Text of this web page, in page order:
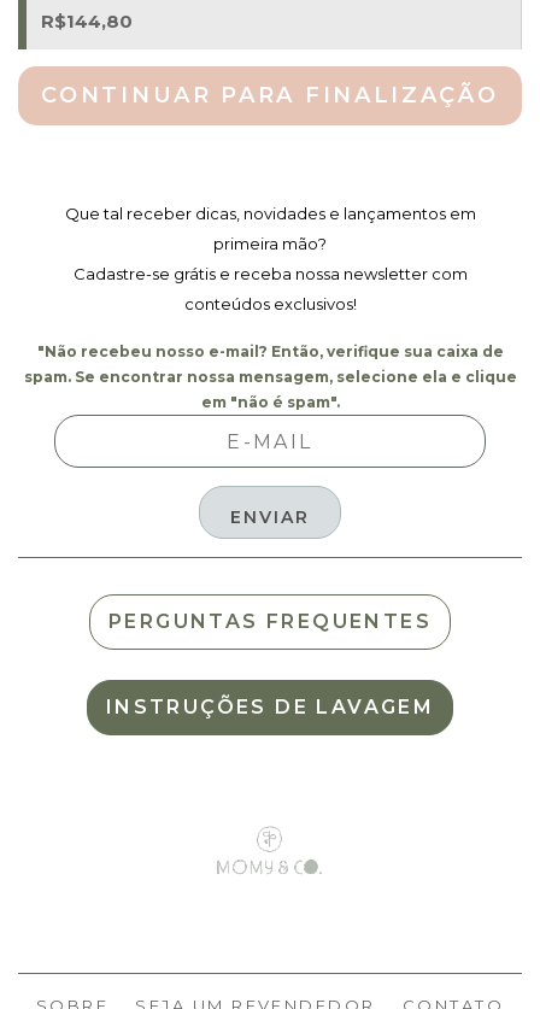
R$144,80
CONTINUAR PARA FINALIZAÇÃO
Que tal receber dicas, novidades e lançamentos em
primeira mão?
Cadastre-se grátis e receba nossa newsletter com
conteúdos exclusivos!
"Não recebeu nosso e-mail? Então, verifique sua caixa de
spam. Se encontrar nossa mensagem, selecione ela e clique
em "não é spam".
PERGUNTAS FREQUENTES
INSTRUÇÕES DE LAVAGEM